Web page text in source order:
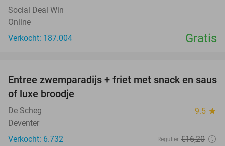
Social Deal Win
Online
Verkocht: 187.004
Gratis
20%
Entree zwemparadijs + friet met snack en saus
of luxe broodje
De Scheg 9.5 star
Deventer
Verkocht: 6.732
Regulier €16,20